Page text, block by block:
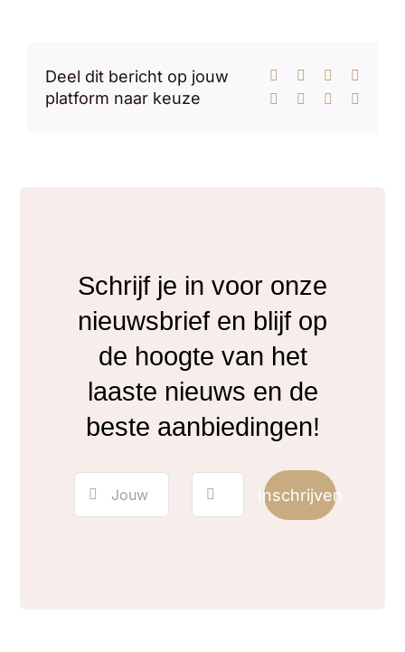
Deel dit bericht op jouw
platform naar keuze
Facebook Reddit
WhatsApp
TumblrPinterest
Schrijf je in voor onze
nieuwsbrief en blijf op
de hoogte van het
laaste nieuws en de
beste aanbiedingen!
Inschrijven